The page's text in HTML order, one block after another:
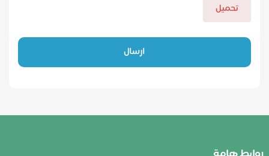
تحميل
ارسال